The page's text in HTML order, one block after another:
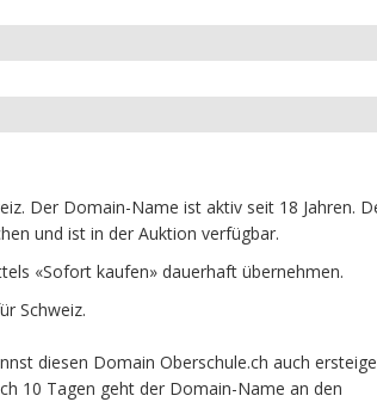
Der Domain-Name ist aktiv seit 18 Jahren.
und ist in der Auktion verfügbar.
«Sofort kaufen» dauerhaft übernehmen.
Schweiz.
diesen Domain Oberschule.ch auch
10 Tagen geht der Domain-Name an den